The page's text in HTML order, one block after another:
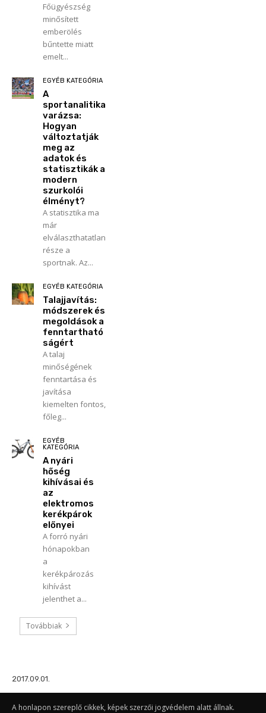
Főügyészség
minősített
emberölés
bűntette miatt
emelt...
EGYÉB KATEGÓRIA
A
sportanalitika
varázsa:
Hogyan
változtatják
meg az
adatok és
statisztikák a
modern
szurkolói
élményt?
A statisztika ma
már
elválaszthatatlan
része a
sportnak. Az...
EGYÉB KATEGÓRIA
Talajjavítás:
módszerek és
megoldások a
fenntartható
ságért
A talaj
minőségének
fenntartása és
javítása
kiemelten fontos,
főleg...
EGYÉB
KATEGÓRIA
A nyári
hőség
kihívásai és
az
elektromos
kerékpárok
előnyei
A forró nyári
hónapokban
a
kerékpározás
kihívást
jelenthet a...
Továbbiak
2017.09.01.
A honlapon szereplő cikkek, képek szerzői jogvédelem alatt állnak.